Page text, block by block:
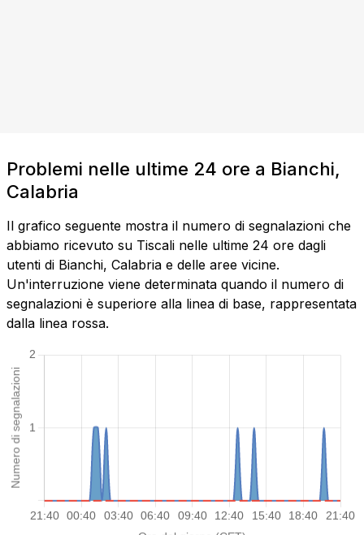
Problemi nelle ultime 24 ore a Bianchi,
Calabria
Il grafico seguente mostra il numero di segnalazioni che
abbiamo ricevuto su Tiscali nelle ultime 24 ore dagli
utenti di Bianchi, Calabria e delle aree vicine.
Un'interruzione viene determinata quando il numero di
segnalazioni è superiore alla linea di base, rappresentata
dalla linea rossa.